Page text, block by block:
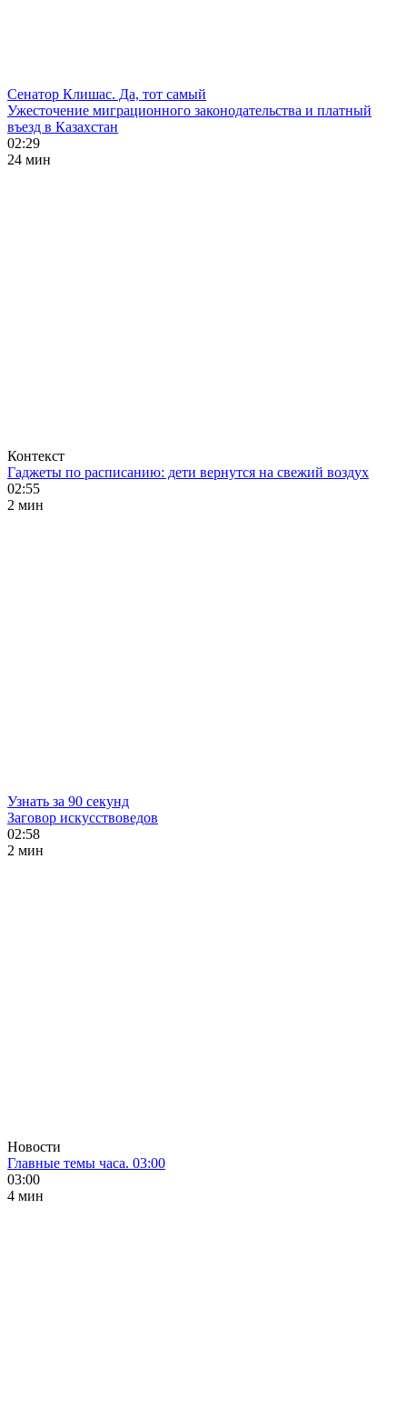
Сенатор Клишас. Да, тот самый
Ужесточение миграционного законодательства и платный
въезд в Казахстан
02:29
24 мин
Контекст
Гаджеты по расписанию: дети вернутся на свежий воздух
02:55
2 мин
Узнать за 90 секунд
Заговор искусствоведов
02:58
2 мин
Новости
Главные темы часа. 03:00
03:00
4 мин